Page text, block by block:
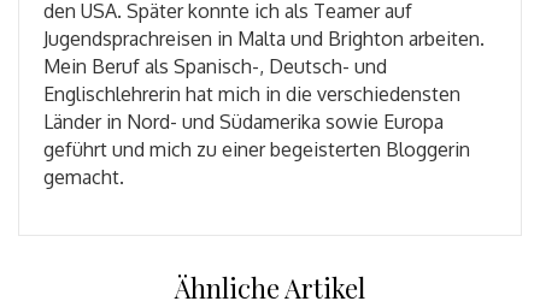
den USA. Später konnte ich als Teamer auf
Jugendsprachreisen in Malta und Brighton arbeiten.
Mein Beruf als Spanisch-, Deutsch- und
Englischlehrerin hat mich in die verschiedensten
Länder in Nord- und Südamerika sowie Europa
geführt und mich zu einer begeisterten Bloggerin
gemacht.
Ähnliche Artikel